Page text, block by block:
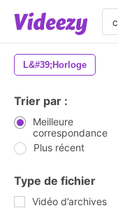
L&#39;horloge
Trier par :
Meilleure
correspondance
Plus récent
Type de fichier
Vidéo d’archives